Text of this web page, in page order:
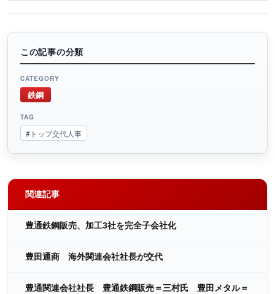
この記事の分類
CATEGORY
鉄鋼
TAG
#トップ交代人事
関連記事
豊通鉄鋼販売、加工3社を完全子会社化
豊田通商 海外関連会社社長が交代
豊通関連会社社長 豊通鉄鋼販売＝三村氏 豊田メタル＝